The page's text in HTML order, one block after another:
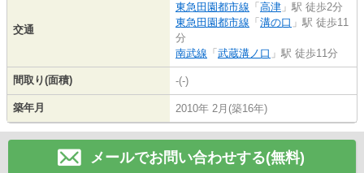
交通
東急田園都市線 「 高津 」駅 徒歩2分
東急田園都市線 「 溝の口 」駅 徒歩11
分
南武線 「 武蔵溝ノ口 」駅 徒歩11分
間取り(面積) -(-)
築年月 2010年 2月(築16年)
メールでお問い合わせする(無料)